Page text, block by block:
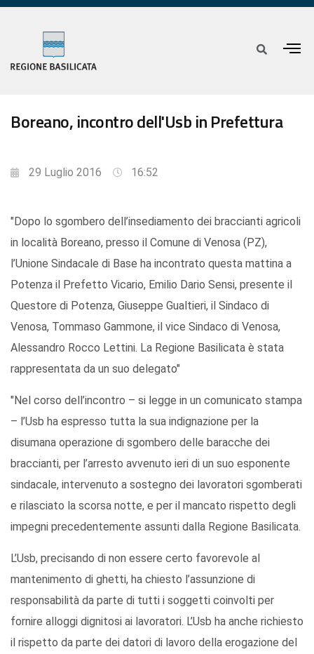
Boreano, incontro dell'Usb in Prefettura
29 Luglio 2016 16:52
"Dopo lo sgombero dell’insediamento dei braccianti agricoli
in località Boreano, presso il Comune di Venosa (PZ),
l’Unione Sindacale di Base ha incontrato questa mattina a
Potenza il Prefetto Vicario, Emilio Dario Sensi, presente il
Questore di Potenza, Giuseppe Gualtieri, il Sindaco di
Venosa, Tommaso Gammone, il vice Sindaco di Venosa,
Alessandro Rocco Lettini. La Regione Basilicata è stata
rappresentata da un suo delegato"
"Nel corso dell’incontro – si legge in un comunicato stampa
– l’Usb ha espresso tutta la sua indignazione per la
disumana operazione di sgombero delle baracche dei
braccianti, per l’arresto avvenuto ieri di un suo esponente
sindacale, intervenuto a sostegno dei lavoratori sgomberati
e rilasciato la scorsa notte, e per il mancato rispetto degli
impegni precedentemente assunti dalla Regione Basilicata.
L’Usb, precisando di non essere certo favorevole al
mantenimento di ghetti, ha chiesto l’assunzione di
responsabilità da parte di tutti i soggetti coinvolti per
fornire alloggi dignitosi ai lavoratori. L’Usb ha anche richiesto
il rispetto da parte dei datori di lavoro della erogazione del